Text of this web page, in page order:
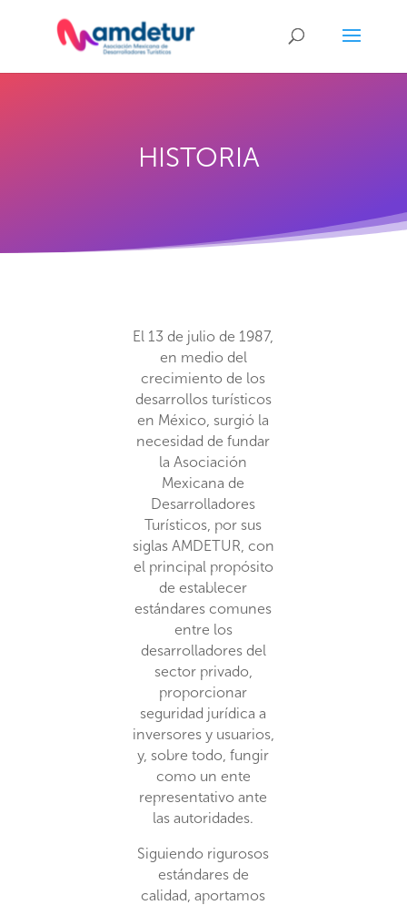
HISTORIA
El 13 de julio de 1987,
en medio del
crecimiento de los
desarrollos turísticos
en México, surgió la
necesidad de fundar
la Asociación
Mexicana de
Desarrolladores
Turísticos, por sus
siglas AMDETUR, con
el principal propósito
de establecer
estándares comunes
entre los
desarrolladores del
sector privado,
proporcionar
seguridad jurídica a
inversores y usuarios,
y, sobre todo, fungir
como un ente
representativo ante
las autoridades.
Siguiendo rigurosos
estándares de
calidad, aportamos